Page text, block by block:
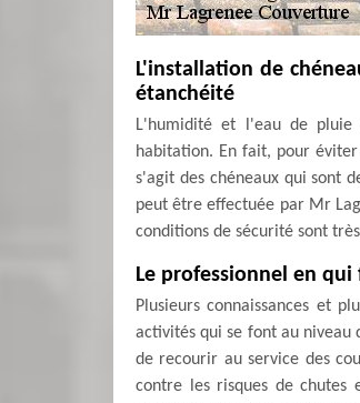
L'installation de
étanchéité
L'humidité et l'eau de pluie
habitation. En fait, pour
s'agit des chéneaux qui sont
peut être effectuée par Mr
conditions de sécurité sont
Le professionnel en
Plusieurs connaissances et
activités qui se font au
de recourir au service des
contre les risques de chutes